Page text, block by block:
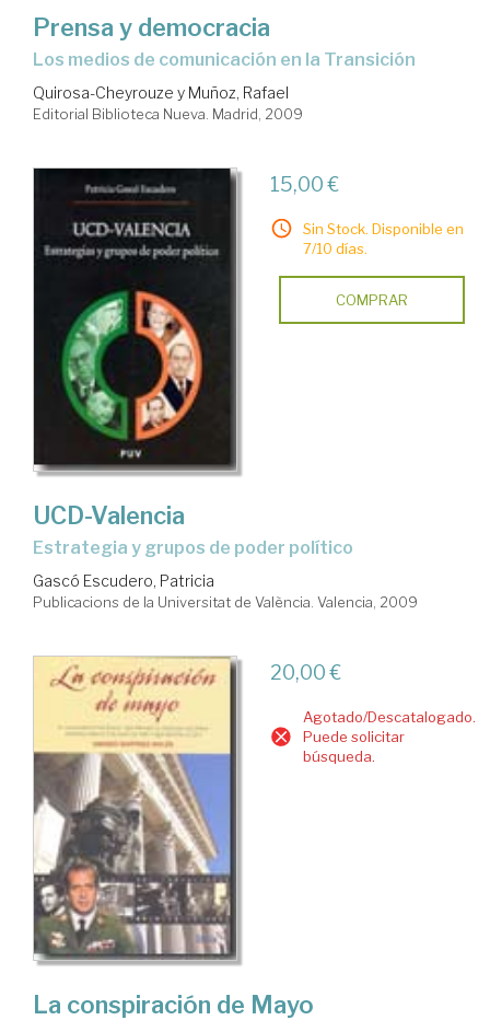
Prensa y democracia
los medios de comunicación en la Transición
Quirosa-Cheyrouze y Muñoz, Rafael
Editorial Biblioteca Nueva. Madrid, 2009
15,00 €
Sin Stock. Disponible en
7/10 días.
COMPRAR
UCD-Valencia
estrategia y grupos de poder político
Gascó Escudero, Patricia
Publicacions de la Universitat de València. Valencia, 2009
20,00 €
Agotado/Descatalogado.
Puede solicitar
búsqueda.
La conspiración de Mayo